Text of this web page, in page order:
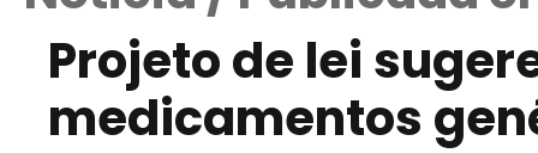
Projeto de lei
medicamentos